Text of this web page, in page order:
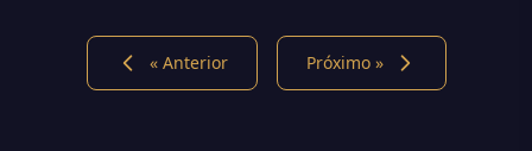
« Anterior Próximo »